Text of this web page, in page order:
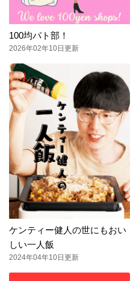
100均パト部！
2026年02年10日更新
ケンティー健人の世にもおい
しい一人飯
2024年04年10日更新